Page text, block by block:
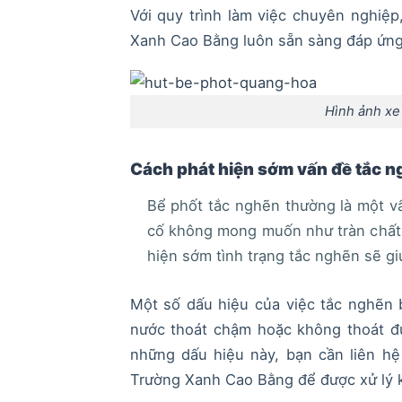
Với quy trình làm việc chuyên
Xanh Cao Bằng luôn sẵn sàng đáp
Hình ảnh
Cách phát hiện sớm vấn đề tắc
Bể phốt tắc nghẽn thường là một
cố không mong muốn như tràn
hiện sớm tình trạng tắc nghẽn sẽ
Một số dấu hiệu của việc tắc
nước thoát chậm hoặc không thoát
những dấu hiệu này, bạn cần liên
Trường Xanh Cao Bằng để được xử lý